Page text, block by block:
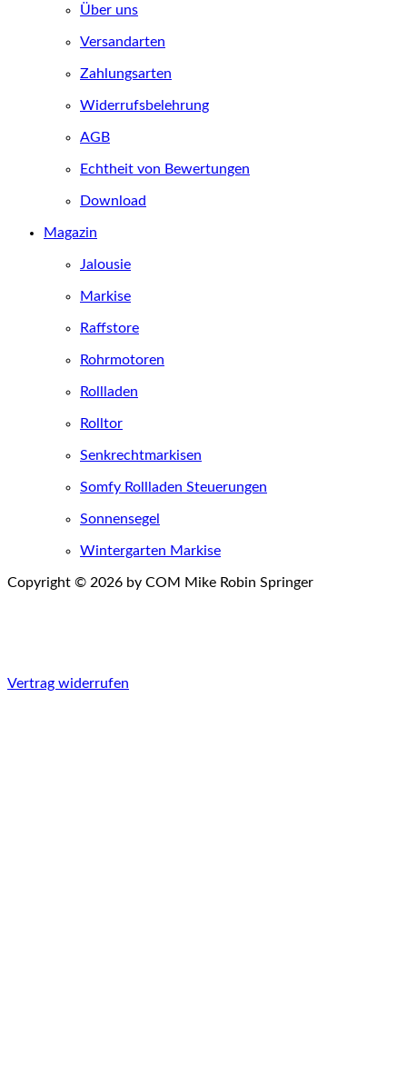
Über uns
Versandarten
Zahlungsarten
Widerrufsbelehrung
AGB
Echtheit von Bewertungen
Download
Magazin
Jalousie
Markise
Raffstore
Rohrmotoren
Rollladen
Rolltor
Senkrechtmarkisen
Somfy Rollladen Steuerungen
Sonnensegel
Wintergarten Markise
Copyright © 2026 by COM Mike Robin Springer
Vertrag widerrufen